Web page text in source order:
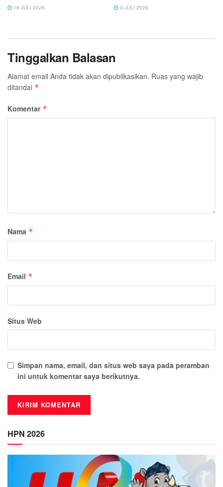
18 JULI 2026 9 JULI 2026
Tinggalkan Balasan
Alamat email Anda tidak akan dipublikasikan. Ruas yang wajib
ditandai *
Komentar *
Nama *
Email *
Situs Web
Simpan nama, email, dan situs web saya pada peramban
ini untuk komentar saya berikutnya.
HPN 2026